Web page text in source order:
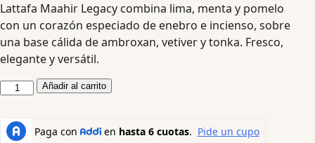
Lattafa Maahir Legacy combina lima, menta y pomelo
con un corazón especiado de enebro e incienso, sobre
una base cálida de ambroxan, vetiver y tonka. Fresco,
elegante y versátil.
Añadir al carrito